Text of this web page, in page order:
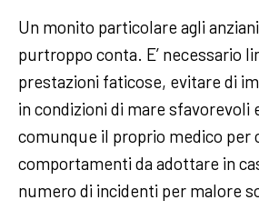
Un monito particolare agli
purtroppo conta. E’ necessario
prestazioni faticose, evitare di
in condizioni di mare sfavorevoli
comunque il proprio medico per
comportamenti da adottare in
numero di incidenti per malore